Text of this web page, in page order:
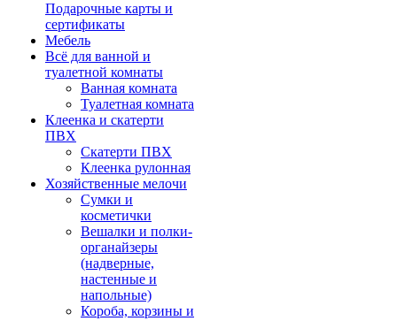
Подарочные карты и
сертификаты
Мебель
Всё для ванной и
туалетной комнаты
Ванная комната
Туалетная комната
Клеенка и скатерти
ПВХ
Скатерти ПВХ
Клеенка рулонная
Хозяйственные мелочи
Сумки и
косметички
Вешалки и полки-
органайзеры
(надверные,
настенные и
напольные)
Короба, корзины и